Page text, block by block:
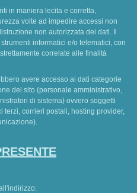
in maniera lecita e corretta,
volte ad impedire accessi non
non autorizzata dei dati. Il
informatici e/o telematici, con
correlate alle finalità
avere accesso ai dati categorie
del sito (personale amministrativo,
di sistema) ovvero soggetti
terzi, corrieri postali, hosting provider,